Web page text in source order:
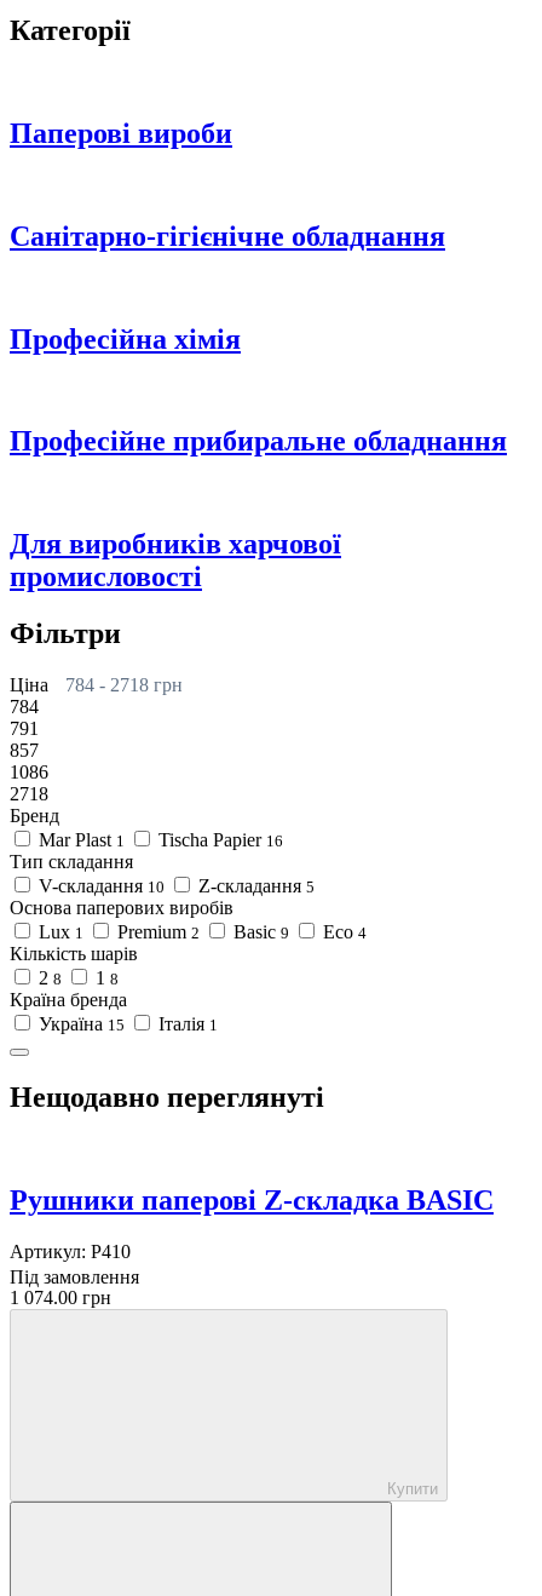
Категорії
Паперові вироби
Санітарно-гігієнічне обладнання
Професійна хімія
Професійне прибиральне обладнання
Для виробників харчової
промисловості
Фільтри
Ціна 784 - 2718 грн
784
791
857
1086
2718
Бренд
Mar Plast 1 Tischa Papier 16
Тип складання
V-складання 10 Z-складання 5
Основа паперових виробів
Lux 1 Premium 2 Basic 9 Eco 4
Кількість шарів
2 8 1 8
Країна бренда
Україна 15 Італія 1
Нещодавно переглянуті
Рушники паперові Z-складка BASIC
Артикул: P410
Під замовлення
1 074.00 грн
Купити